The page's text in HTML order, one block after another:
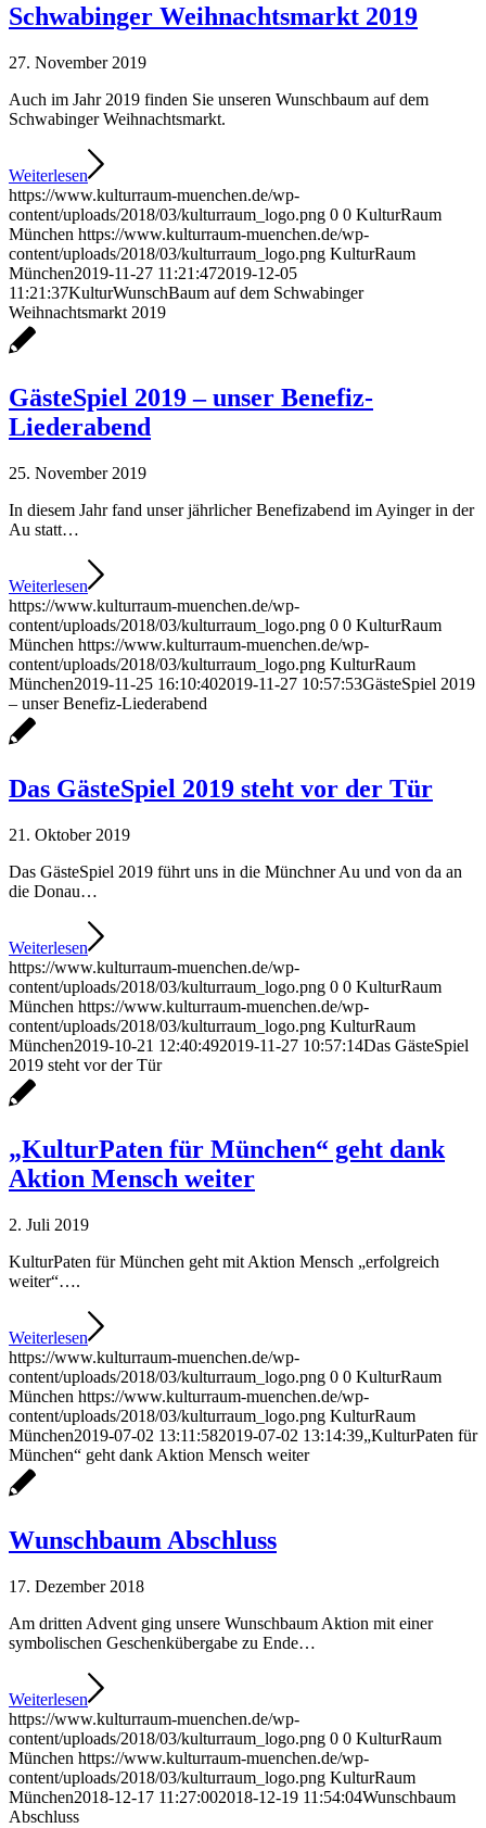
Schwabinger Weihnachtsmarkt 2019
27. November 2019
Auch im Jahr 2019 finden Sie unseren Wunschbaum auf dem
Schwabinger Weihnachtsmarkt.
Weiterlesen
https://www.kulturraum-muenchen.de/wp-
content/uploads/2018/03/kulturraum_logo.png 0 0 KulturRaum
München https://www.kulturraum-muenchen.de/wp-
content/uploads/2018/03/kulturraum_logo.png KulturRaum
München2019-11-27 11:21:472019-12-05
11:21:37KulturWunschBaum auf dem Schwabinger
Weihnachtsmarkt 2019
GästeSpiel 2019 – unser Benefiz-
Liederabend
25. November 2019
In diesem Jahr fand unser jährlicher Benefizabend im Ayinger in der
Au statt…
Weiterlesen
https://www.kulturraum-muenchen.de/wp-
content/uploads/2018/03/kulturraum_logo.png 0 0 KulturRaum
München https://www.kulturraum-muenchen.de/wp-
content/uploads/2018/03/kulturraum_logo.png KulturRaum
München2019-11-25 16:10:402019-11-27 10:57:53GästeSpiel 2019
– unser Benefiz-Liederabend
Das GästeSpiel 2019 steht vor der Tür
21. Oktober 2019
Das GästeSpiel 2019 führt uns in die Münchner Au und von da an
die Donau…
Weiterlesen
https://www.kulturraum-muenchen.de/wp-
content/uploads/2018/03/kulturraum_logo.png 0 0 KulturRaum
München https://www.kulturraum-muenchen.de/wp-
content/uploads/2018/03/kulturraum_logo.png KulturRaum
München2019-10-21 12:40:492019-11-27 10:57:14Das GästeSpiel
2019 steht vor der Tür
„KulturPaten für München“ geht dank
Aktion Mensch weiter
2. Juli 2019
KulturPaten für München geht mit Aktion Mensch „erfolgreich
weiter“….
Weiterlesen
https://www.kulturraum-muenchen.de/wp-
content/uploads/2018/03/kulturraum_logo.png 0 0 KulturRaum
München https://www.kulturraum-muenchen.de/wp-
content/uploads/2018/03/kulturraum_logo.png KulturRaum
München2019-07-02 13:11:582019-07-02 13:14:39„KulturPaten für
München“ geht dank Aktion Mensch weiter
Wunschbaum Abschluss
17. Dezember 2018
Am dritten Advent ging unsere Wunschbaum Aktion mit einer
symbolischen Geschenkübergabe zu Ende…
Weiterlesen
https://www.kulturraum-muenchen.de/wp-
content/uploads/2018/03/kulturraum_logo.png 0 0 KulturRaum
München https://www.kulturraum-muenchen.de/wp-
content/uploads/2018/03/kulturraum_logo.png KulturRaum
München2018-12-17 11:27:002018-12-19 11:54:04Wunschbaum
Abschluss